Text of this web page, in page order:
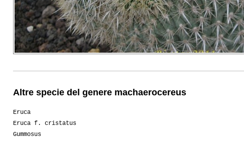
Altre specie del genere machaerocereus
Eruca
Eruca f. cristatus
Gummosus